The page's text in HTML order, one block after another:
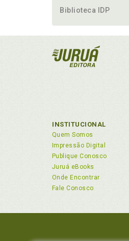
Biblioteca IDP
INSTITUCIONAL
Quem Somos
Impressão Digital
Publique Conosco
Juruá eBooks
Onde Encontrar
Fale Conosco